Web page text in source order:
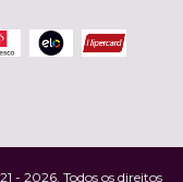
- 2026. Todos os direitos